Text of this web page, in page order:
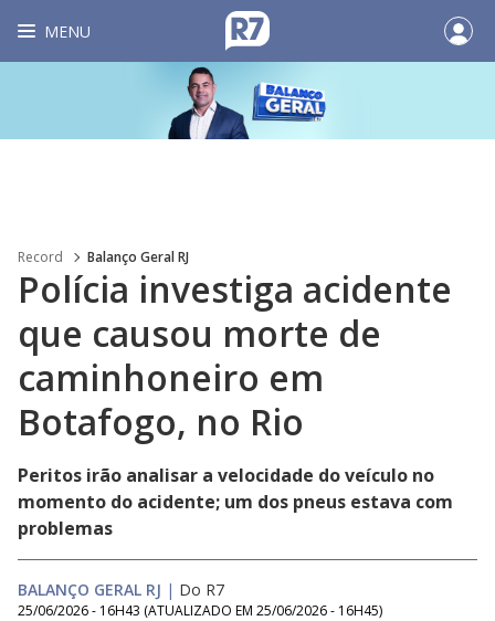
MENU
Record Balanço Geral RJ
Polícia investiga acidente
que causou morte de
caminhoneiro em
Botafogo, no Rio
Peritos irão analisar a velocidade do veículo no
momento do acidente; um dos pneus estava com
problemas
BALANÇO GERAL RJ | Do R7
25/06/2026 - 16H43 (ATUALIZADO EM 25/06/2026 - 16H45)